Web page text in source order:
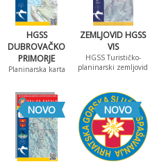
HGSS
DUBROVAČKO
PRIMORJE
Planinarska karta
ZEMLJOVID HGSS
VIS
HGSS Turističko-
planinarski zemljovid
NOVO NOVO